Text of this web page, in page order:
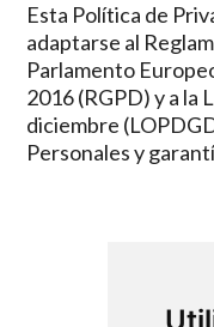
Esta Política de
adaptarse al
Parlamento
2016 (RGPD) y a la
diciembre
Personales y